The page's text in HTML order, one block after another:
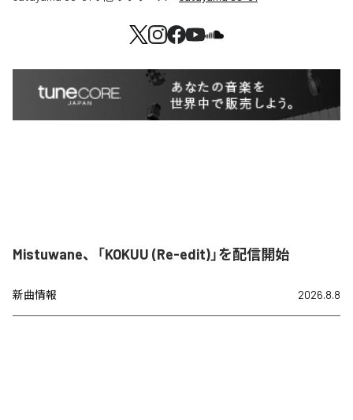
Mistuwane、「KOKUU (Re-edit)」を配信開始
新曲情報 2026.8.8